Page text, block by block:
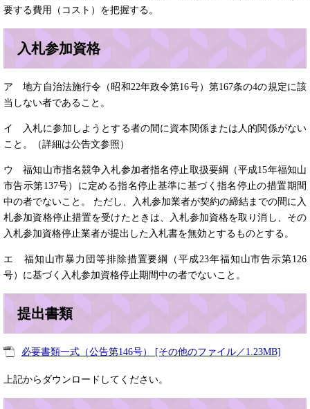
要する費用（コスト）を把握する。
入札参加資格
ア 地方自治法施行令（昭和22年政令第16号）第167条の4の規定に該
当しない者であること。
イ 入札に参加しようとする者の間に資本関係または人的関係がない
こと。（詳細は公告文参照）
ウ 福知山市指名競争入札参加者指名停止取扱要綱（平成15年福知山
市告示第137号）に定める指名停止基準に基づく指名停止の措置期間
中の者でないこと。 ただし、入札参加業者が契約の締結までの間に入
札参加資格停止措置を受けたときは、入札参加資格を取り消し、その
入札参加資格停止業者が提出した入札書を無効とするものとする。
エ 福知山市暴力団等排除措置要綱（平成23年福知山市告示第126
号）に基づく入札参加資格停止期間中の者でないこと。
提出書類
必要書類一式（公告第146号） [その他のファイル／1.23MB]
上記からダウンロードしてください。